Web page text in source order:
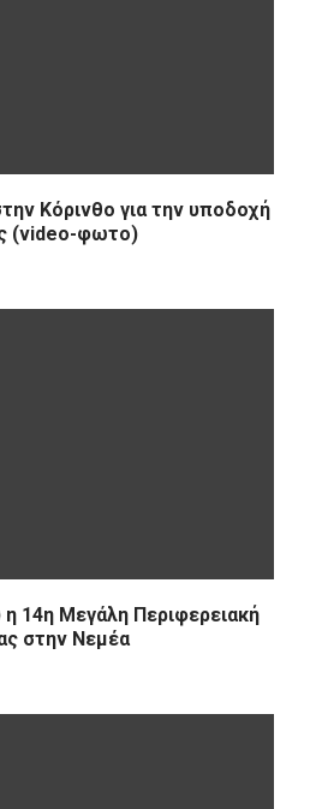
Κόρινθο για την υποδοχή
(video-φωτο)
η 14η Μεγάλη Περιφερειακή
στην Νεμέα